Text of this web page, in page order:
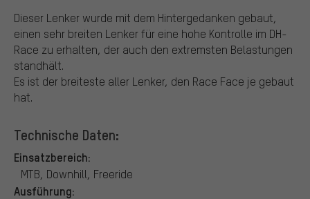
Dieser Lenker wurde mit dem Hintergedanken gebaut,
einen sehr breiten Lenker für eine hohe Kontrolle im DH-
Race zu erhalten, der auch den extremsten Belastungen
standhält.
Es ist der breiteste aller Lenker, den Race Face je gebaut
hat.
Technische Daten:
Einsatzbereich:
MTB, Downhill, Freeride
Ausführung: